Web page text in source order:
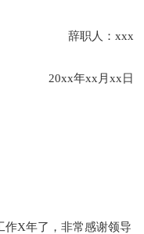
辞职人：xxx
20xx年xx月xx日
X年了，非常感谢领导